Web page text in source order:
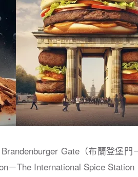
Gate（布蘭登堡門
－The International Spice